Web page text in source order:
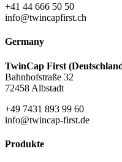
+41 44 666 50 50
info@twincapfirst.ch
Germany
TwinCap First
Bahnhofstraße 32
72458 Albstadt
+49 7431 893 99 60
info@twincap-first.de
Produkte